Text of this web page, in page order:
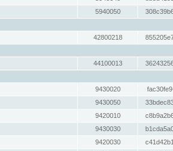
5940050
42800218
44100013
9430020
9430050
9420010
9430030
9420030